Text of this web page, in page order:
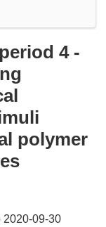
4 -
polymer
2020-09-30